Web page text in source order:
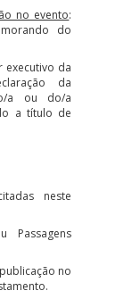
no evento:
do
executivo da
da
a ou do/a
a título de
neste
Passagens
no